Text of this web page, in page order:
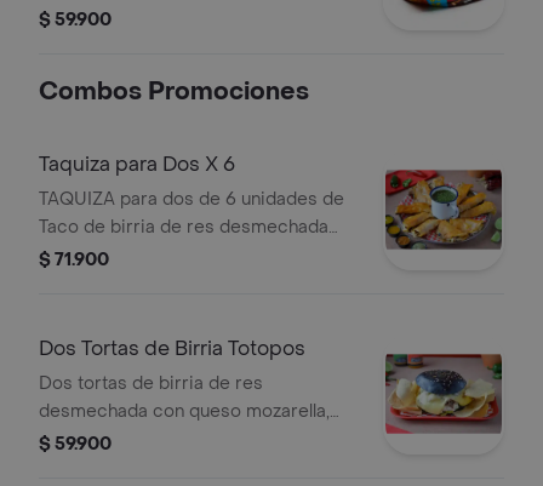
desmechada, guacamole de la casa,
$ 59.900
Combos Promociones
Taquiza para Dos X 6
TAQUIZA para dos de 6 unidades de
Taco de birria de res desmechada
con queso mozzarella y pico de gallo.
$ 71.900
Dos Tortas de Birria Totopos
Dos tortas de birria de res
desmechada con queso mozarella,
pan brioche a la plancha, guacamole
$ 59.900